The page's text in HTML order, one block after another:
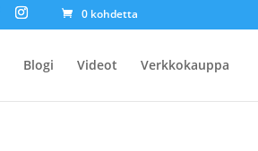
0 kohdetta
Blogi Videot Verkkokauppa